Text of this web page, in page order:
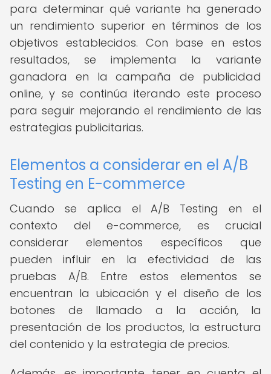
para determinar qué variante ha generado
un rendimiento superior en términos de los
objetivos establecidos. Con base en estos
resultados, se implementa la variante
ganadora en la campaña de publicidad
online, y se continúa iterando este proceso
para seguir mejorando el rendimiento de las
estrategias publicitarias.
Elementos a considerar en el A/B
Testing en E-commerce
Cuando se aplica el A/B Testing en el
contexto del e-commerce, es crucial
considerar elementos específicos que
pueden influir en la efectividad de las
pruebas A/B. Entre estos elementos se
encuentran la ubicación y el diseño de los
botones de llamado a la acción, la
presentación de los productos, la estructura
del contenido y la estrategia de precios.